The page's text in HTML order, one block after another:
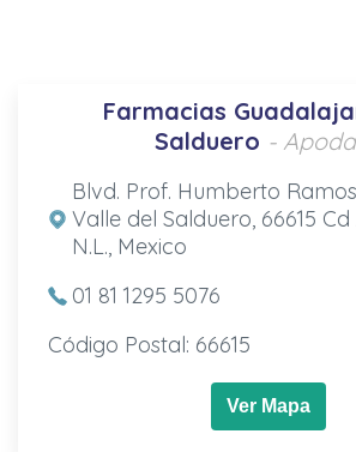
Farmacias
Salduero -
Blvd. Prof. Humberto
Valle del Salduero, 66615
N.L., Mexico
01 81 1295 5076
Código Postal: 66615
Ver Mapa